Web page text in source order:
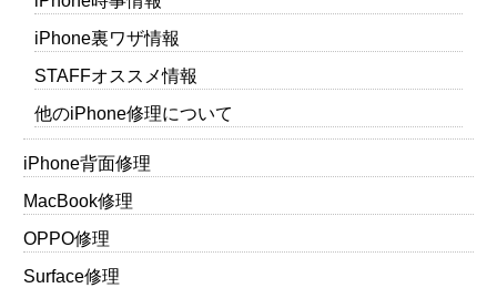
iPhone裏ワザ情報
STAFFオススメ情報
他のiPhone修理について
iPhone背面修理
MacBook修理
OPPO修理
Surface修理